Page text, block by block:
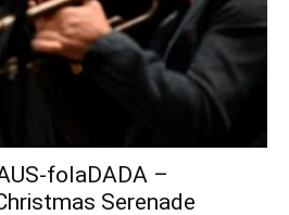
folaDADA –
Serenade